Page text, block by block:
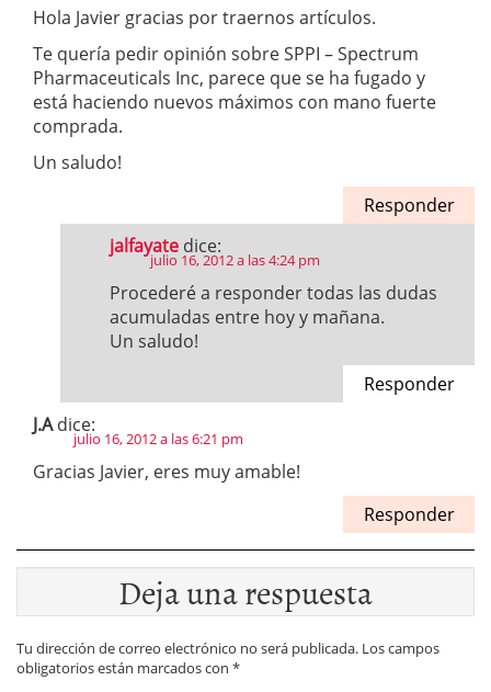
Hola Javier gracias por traernos artículos.
Te quería pedir opinión sobre SPPI – Spectrum
Pharmaceuticals Inc, parece que se ha fugado y
está haciendo nuevos máximos con mano fuerte
comprada.
Un saludo!
Responder
jalfayate dice:
julio 16, 2012 a las 4:24 pm
Procederé a responder todas las dudas
acumuladas entre hoy y mañana.
Un saludo!
Responder
J.A dice:
julio 16, 2012 a las 6:21 pm
Gracias Javier, eres muy amable!
Responder
Deja una respuesta
Tu dirección de correo electrónico no será publicada. Los campos
obligatorios están marcados con *